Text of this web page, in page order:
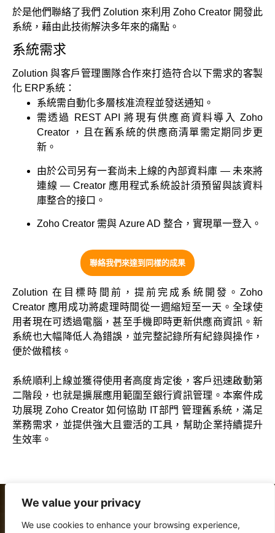
We value your privacy
We use cookies to enhance your browsing experience,
於是他們聯絡了我們 Zolution 來利用 Zoho Creator 開發此
系統，藉由此技術解決多年來的痛點。
系統需求
Zolution 與客戶管理團隊合作來打造符合以下需求的客製
化 ERP系統：
系統需自動化多層核准流程並發送通知。
需透過 REST API 將現有供應商資料導入 Zoho
Creator ，且在舊系統的供應商清單需定期同步更
新。
由於公司另有一套尚未上線的內部資料庫 — 未來將
連線 — Creator 應用程式系統設計須預留與該資料
庫整合的接口。
Zoho Creator 需與 Azure AD 整合，實現單一登入。
聯絡我們來達到同樣的成果
Zolution 在目標時間前，提前完成系統開發。Zoho
Creator 應用成功將處理時間從一週縮短至一天。全球使
用者現在可透過電腦，甚至手機即時更新供應商資訊。新
系統也大幅降低人為錯誤，並完整記錄所有紀錄與操作，
便於做稽核。
系統順利上線並獲得使用者高度肯定後，客戶迅速啟動第
二階段，也就是擴展應用範圍至銀行資訊管理。本案件成
功展現 Zoho Creator 如何協助 IT部門 管理舊系統，滿足
業務需求，並提供強大且靈活的工具，幫助企業持續提升
生效率。
您的企業在成長中最值得信賴的夥伴，擅長於 Zoho 雲端